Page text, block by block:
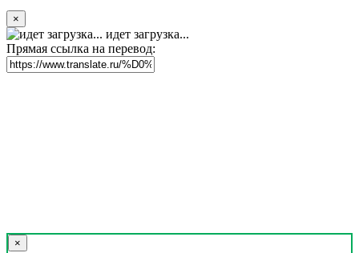
×
идет загрузка...
Прямая ссылка на перевод:
×